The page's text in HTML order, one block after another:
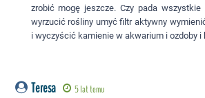
zrobić mogę jeszcze. Czy pada wszystkie
wyrzucić rośliny umyć filtr aktywny
i wyczyścić kamienie w akwarium i ozdoby i
Teresa 5 lat temu